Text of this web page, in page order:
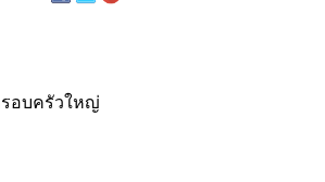
อบครัวใหญ่